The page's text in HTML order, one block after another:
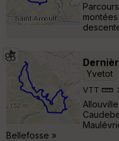
Yvetot
VTT
Bellefosse »